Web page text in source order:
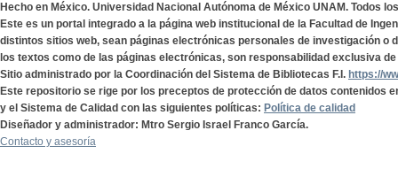
Hecho en México. Universidad Nacional Autónoma de México UNAM. Todos
Este es un portal integrado a la página web institucional de la Facultad de
distintos sitios web, sean páginas electrónicas personales de investigación o
los textos como de las páginas electrónicas, son responsabilidad exclusiva
Sitio administrado por la Coordinación del Sistema de Bibliotecas F.I. https://
Este repositorio se rige por los preceptos de protección de datos contenidos
y el Sistema de Calidad con las siguientes políticas: Política de calidad
Diseñador y administrador: Mtro Sergio Israel Franco García.
Contacto y asesoría